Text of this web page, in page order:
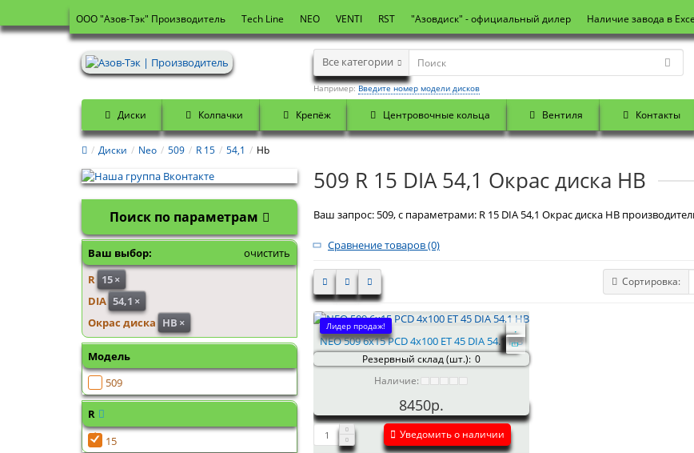
OOO "Азов-Тэк" Производитель Tech Line NEO VENTI RST "Азовдиск" - официальный дилер Наличие завода в
Все категории
Например:Введите номер модели дисков
Диски Колпачки Крепёж Центровочные кольца Вентиля Контакты
Диски Neo 509 R 15 54,1 Hb
Поиск по параметрам
Ваш выбор:
очистить
R 15×
DIA 54,1 ×
Окрас диска HB ×
Модель
509
R
15
509 R 15 DIA 54,1 Окрас диска HB
Ваш запрос: 509, с параметрами: R 15 DIA 54,1 Окрас диска HB
Сравнение товаров (0)
Сортировка:
Лидер продаж!
NEO 509 6x15 PCD 4x100 ET 45 DIA 54.1 HB
Резервный склад (шт.): 0
Наличие:
8450р.
Уведомить о наличии